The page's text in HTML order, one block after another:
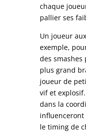
chaque
pallier ses
Un joueur
exemple,
des smashes
plus grand
joueur de
vif et
dans la
le timing de